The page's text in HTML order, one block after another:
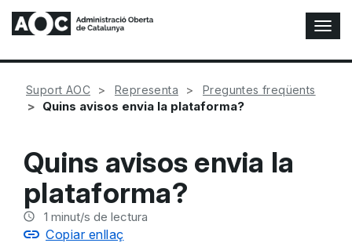
A
l
t
Suport AOC Representa Preguntes freqüents
Quins avisos envia la plataforma?
Quins avisos envia la
plataforma?
1 minut/s de lectura
Copiar enllaç